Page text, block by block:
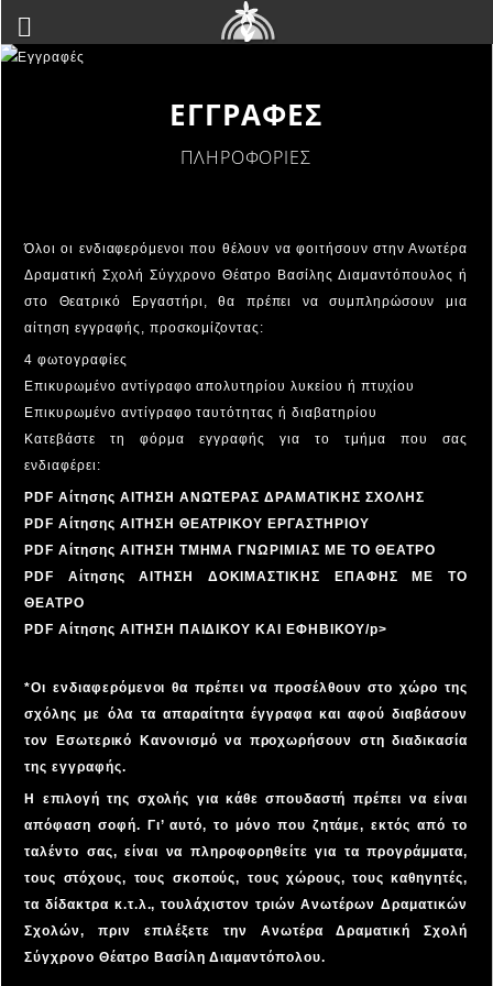
ΕΓΓΡΑΦΕΣ
ΠΛΗΡΟΦΟΡΙΕΣ
Όλοι οι ενδιαφερόμενοι που θέλουν να φοιτήσουν στην Ανωτέρα
Δραματική Σχολή Σύγχρονο Θέατρο Βασίλης Διαμαντόπουλος ή
στο Θεατρικό Εργαστήρι, θα πρέπει να συμπληρώσουν μια
αίτηση εγγραφής, προσκομίζοντας:
4 φωτογραφίες
Επικυρωμένο αντίγραφο απολυτηρίου λυκείου ή πτυχίου
Επικυρωμένο αντίγραφο ταυτότητας ή διαβατηρίου
Κατεβάστε τη φόρμα εγγραφής για το τμήμα που σας
ενδιαφέρει:
PDF Αίτησης ΑΙΤΗΣΗ ΑΝΩΤΕΡΑΣ ΔΡΑΜΑΤΙΚΗΣ ΣΧΟΛΗΣ
PDF Αίτησης ΑΙΤΗΣΗ ΘΕΑΤΡΙΚΟΥ ΕΡΓΑΣΤΗΡΙΟΥ
PDF Αίτησης ΑΙΤΗΣΗ ΤΜΗΜΑ ΓΝΩΡΙΜΙΑΣ ΜΕ ΤΟ ΘΕΑΤΡΟ
PDF Αίτησης ΑΙΤΗΣΗ ΔΟΚΙΜΑΣΤΙΚΗΣ ΕΠΑΦΗΣ ΜΕ ΤΟ
ΘΕΑΤΡΟ
PDF Αίτησης ΑΙΤΗΣΗ ΠΑΙΔΙΚΟΥ ΚΑΙ ΕΦΗΒΙΚΟΥ/p>
*Οι ενδιαφερόμενοι θα πρέπει να προσέλθουν στο χώρο της
σχόλης με όλα τα απαραίτητα έγγραφα και αφού διαβάσουν
τον Εσωτερικό Κανονισμό να προχωρήσουν στη διαδικασία
της εγγραφής.
Η επιλογή της σχολής για κάθε σπουδαστή πρέπει να είναι
απόφαση σοφή. Γι’ αυτό, το μόνο που ζητάμε, εκτός από το
ταλέντο σας, είναι να πληροφορηθείτε για τα προγράμματα,
τους στόχους, τους σκοπούς, τους χώρους, τους καθηγητές,
τα δίδακτρα κ.τ.λ., τουλάχιστον τριών Ανωτέρων Δραματικών
Σχολών, πριν επιλέξετε την Ανωτέρα Δραματική Σχολή
Σύγχρονο Θέατρο Βασίλη Διαμαντόπολου.